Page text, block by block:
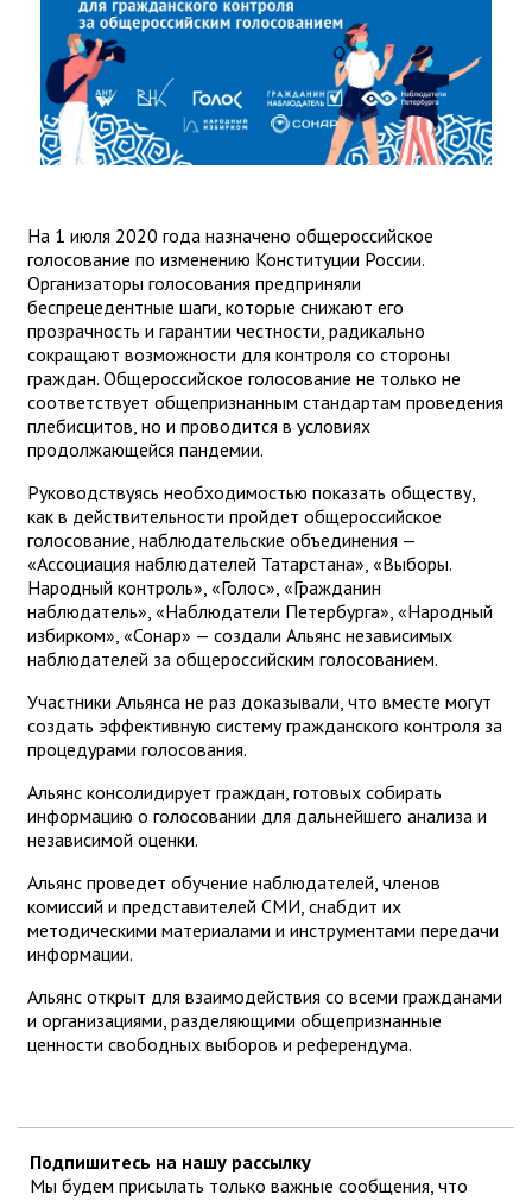
На 1 июля 2020 года назначено общероссийское
голосование по изменению Конституции России.
Организаторы голосования предприняли
беспрецедентные шаги, которые снижают его
прозрачность и гарантии честности, радикально
сокращают возможности для контроля со стороны
граждан. Общероссийское голосование не только не
соответствует общепризнанным стандартам проведения
плебисцитов, но и проводится в условиях
продолжающейся пандемии.
Руководствуясь необходимостью показать обществу,
как в действительности пройдет общероссийское
голосование, наблюдательские объединения —
«Ассоциация наблюдателей Татарстана», «Выборы.
Народный контроль», «Голос», «Гражданин
наблюдатель», «Наблюдатели Петербурга», «Народный
избирком», «Сонар» — создали Альянс независимых
наблюдателей за общероссийским голосованием.
Участники Альянса не раз доказывали, что вместе могут
создать эффективную систему гражданского контроля за
процедурами голосования.
Альянс консолидирует граждан, готовых собирать
информацию о голосовании для дальнейшего анализа и
независимой оценки.
Альянс проведет обучение наблюдателей, членов
комиссий и представителей СМИ, снабдит их
методическими материалами и инструментами передачи
информации.
Альянс открыт для взаимодействия со всеми гражданами
и организациями, разделяющими общепризнанные
ценности свободных выборов и референдума.
Подпишитесь на нашу рассылку
Мы будем присылать только важные сообщения, что